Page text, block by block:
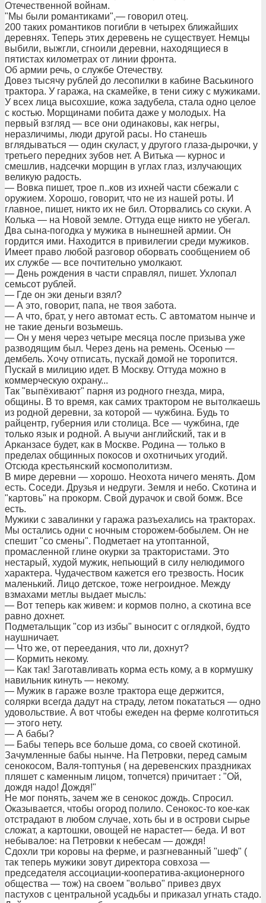
Отечественной войнам.
"Мы были романтиками",— говорил отец.
200 таких романтиков погибли в четырех ближайших
деревнях. Теперь этих деревень не существует. Немцы
выбили, выжгли, сгноили деревни, находящиеся в
пятистах километрах от линии фронта.
Об армии речь, о службе Отечеству.
Довез тысячу рублей до лесопилки в кабине Васькиного
трактора. У гаража, на скамейке, в тени сижу с мужиками.
У всех лица высохшие, кожа задубела, стала одно целое
с костью. Морщинами побита даже у молодых. На
первый взгляд — все они одинаковы, как негры,
неразличимы, люди другой расы. Но станешь
вглядываться — один скуласт, у другого глаза-дырочки, у
третьего передних зубов нет. А Витька — курнос и
смешлив, надсечки морщин в углах глаз, излучающих
великую радость.
— Вовка пишет, трое п..ков из ихней части сбежали с
оружием. Хорошо, говорит, что не из нашей роты. И
главное, пишет, никто их не бил. Оторвались со скуки. А
Колька — на Новой земле. Оттуда еще никто не убегал.
Два сына-погодка у мужика в нынешней армии. Он
гордится ими. Находится в привилегии среди мужиков.
Имеет право любой разговор оборвать сообщением об
их службе — все почтительно умолкают.
— День рождения в части справлял, пишет. Ухлопал
семьсот рублей.
— Где он эки деньги взял?
— А это, говорит, папа, не твоя забота.
— А что, брат, у него автомат есть. С автоматом нынче и
не такие деньги возьмешь.
— Он у меня через четыре месяца после призыва уже
разводящим был. Через день на ремень. Осенью —
дембель. Хочу отписать, пускай домой не торопится.
Пускай в милицию идет. В Москву. Оттуда можно в
коммерческую охрану...
Так "выпёхивают" парня из родного гнезда, мира,
общины. В то время, как самих трактором не вытолкаешь
из родной деревни, за которой — чужбина. Будь то
райцентр, губерния или столица. Все — чужбина, где
только язык и родной. А выучи английский, так и в
Арканзасе будет, как в Москве. Родина — только в
пределах общинных покосов и охотничьих угодий.
Отсюда крестьянский космополитизм.
В мире деревни — хорошо. Неохота ничего менять. Дом
есть. Соседи. Друзья и недруги. Земля и небо. Скотина и
"картовь" на прокорм. Свой дурачок и свой бомж. Все
есть.
Мужики с завалинки у гаража разъехались на тракторах.
Мы остались одни с ночным сторожем-бобылем. Он не
спешит "со смены". Подметает на утоптанной,
промасленной глине окурки за трактористами. Это
нестарый, худой мужик, непьющий в силу нелюдимого
характера. Чудачеством кажется его трезвость. Носик
маленький. Лицо детское, тоже негроидное. Между
взмахами метлы выдает мысль:
— Вот теперь как живем: и кормов полно, а скотина все
равно дохнет.
Подметальщик "сор из избы" выносит с оглядкой, будто
наушничает.
— Что же, от переедания, что ли, дохнут?
— Кормить некому.
— Как так! Заготавливать корма есть кому, а в кормушку
навильник кинуть — некому.
— Мужик в гараже возле трактора еще держится,
солярки всегда дадут на страду, летом покататься — одно
удовольствие. А вот чтобы ежеден на ферме колготиться
— этого нету.
— А бабы?
— Бабы теперь все больше дома, со своей скотиной.
Зачумленные бабы нынче. На Петровки, перед самым
сенокосом, Валя-топтунья ( на деревенских праздниках
пляшет с каменным лицом, топчется) причитает : "Ой,
дождя надо! Дождя!"
Не мог понять, зачем же в сенокос дождь. Спросил.
Оказывается, чтобы огород полило. Сенокос-то кое-как
отстрадают в любом случае, хоть бы и в острови сырье
сложат, а картошки, овощей не нарастет— беда. И вот
небывалое: на Петровки к небесам — дождя!
Сдохли три коровы на ферме, и разгневанный "шеф" (
так теперь мужики зовут директора совхоза —
председателя ассоциации-кооператива-акционерного
общества — тож) на своем "вольво" привез двух
пастухов с центральной усадьбы и приказал угнать стадо.